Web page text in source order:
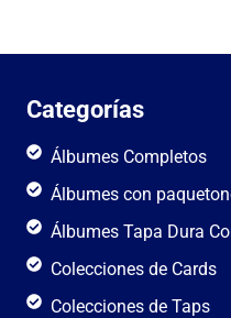
Categorías
Álbumes Completos
Álbumes con
Álbumes Tapa Dura
Colecciones de Cards
Colecciones de Taps